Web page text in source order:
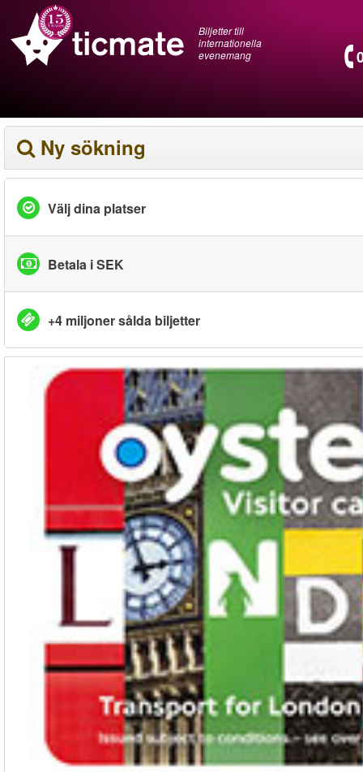
Biljetter till
internationella
evenemang
Ny sökning
Välj dina platser
Betala i SEK
+4 miljoner sålda biljetter